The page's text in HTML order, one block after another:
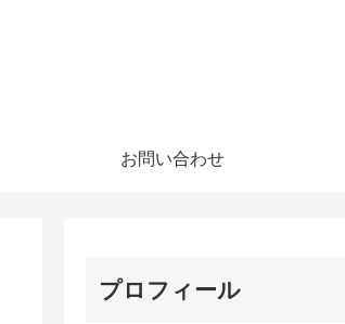
お問い合わせ
プロフィール